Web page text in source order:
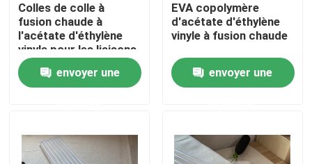
Aperçu
Colles de colle à
fusion chaude à
l'acétate d'éthylène
vinyle pour les liaisons
multiples
envoyer une
EVA copolymère
d'acétate d'éthylène
vinyle à fusion chaude
envoyer une